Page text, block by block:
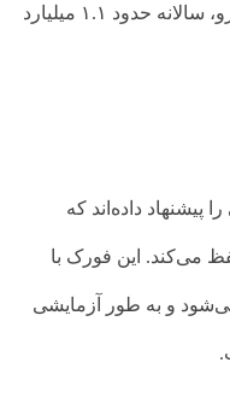
شبکه اتریوم کلاسیک، دوج‌کوین و مونرو، سالانه حدود ۱.۱ میلیارد
پیشنهاد داده‌اند که
می‌کند. این فورک با
و به طور آزمایشی